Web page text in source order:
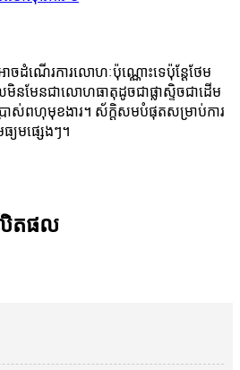
ដំណើរការលោហៈប៉ុណ្ណោះទេប៉ុន្តែថែម
មិនមែនជាលោហធាតុដូចជាផ្លាស្ទិចជាដើម
ាស់ពហុមុខងារ។ ស័ក្តិសមបំផុតសម្រាប់ការ
យមផ្សេងៗ។
លិតផល